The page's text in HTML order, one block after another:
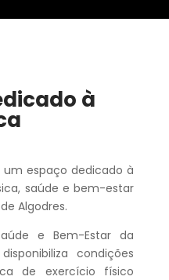
à
um espaço dedicado à
saúde e bem-estar
Algodres.
e Bem-Estar da
condições
de exercício físico